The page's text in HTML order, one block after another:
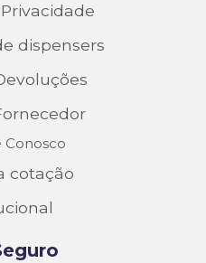
dispensers
Conosco
cotação